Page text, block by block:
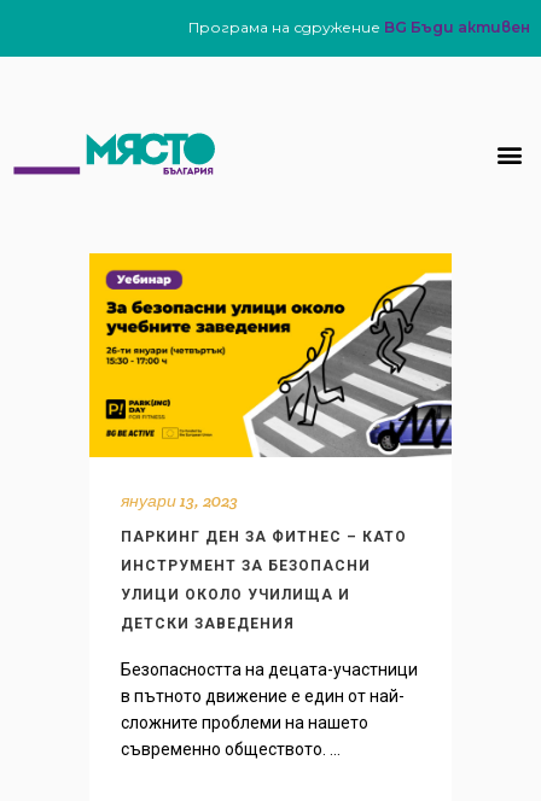
Програма на сдружение BG Бъди активен
януари 13, 2023
ПАРКИНГ ДЕН ЗА ФИТНЕС – КАТО
ИНСТРУМЕНТ ЗА БЕЗОПАСНИ
УЛИЦИ ОКОЛО УЧИЛИЩА И
ДЕТСКИ ЗАВЕДЕНИЯ
Безопасността на децата-участници
в пътното движение е един от най-
сложните проблеми на нашето
съвременно обществото. ...